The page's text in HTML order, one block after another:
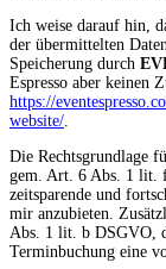
Ich weise darauf hin,
der übermittelten
Speicherung durch
Espresso aber keinen
https://
website/
Die Rechtsgrundlage
gem. Art. 6 Abs. 1 lit.
zeitsparende und
mir anzubieten.
Abs. 1 lit. b DSGVO,
Terminbuchung eine